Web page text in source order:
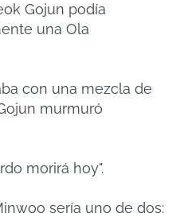
Gojun podía
una Ola
con una mezcla de
murmuró
morirá hoy".
sería uno de dos: